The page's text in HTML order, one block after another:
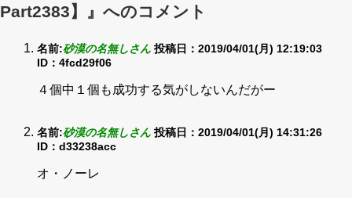
Part2383】』へのコメント
名前:砂漠の名無しさん 投稿日：2019/04/01(月) 12:19:03
ID：4fcd29f06
４個中１個も成功する気がしないんだがー
名前:砂漠の名無しさん 投稿日：2019/04/01(月) 14:31:26
ID：d33238acc
オ・ノーレ